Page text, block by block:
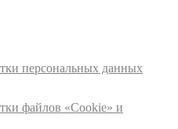
персональных данных
файлов «Cookie» и